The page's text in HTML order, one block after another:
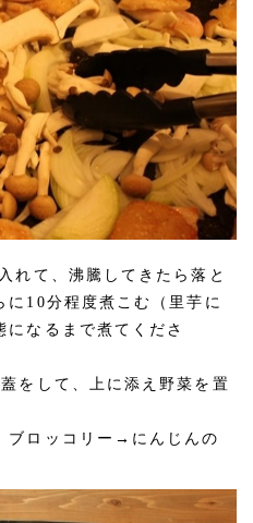
れて、沸騰してきたら落と
に10分程度煮こむ（里芋に
なるまで煮てくださ
をして、上に添え野菜を置
ブロッコリー→にんじんの